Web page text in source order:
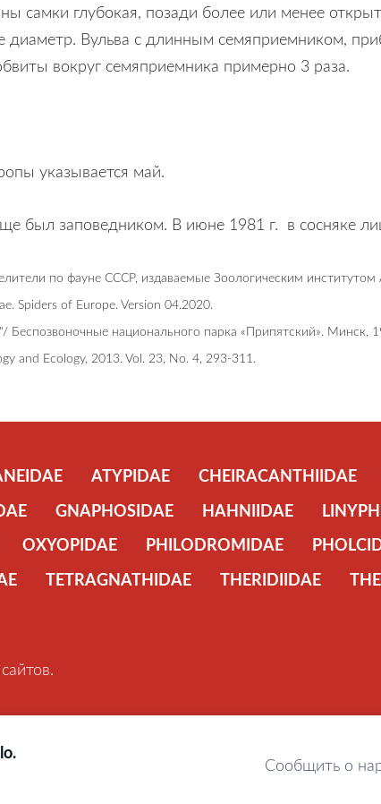
самки глубокая, позади более или менее
диаметр. Вульва с длинным семяприемником,
вокруг семяприемника примерно 3 раза.
указывается май.
был заповедником. В июне 1981 г. в сосняке
по фауне СССР, издаваемые Зоологическим
Spiders of Europe. Version 04.2020.
национального парка «Припятский». Минск,
and Ecology, 2013. Vol. 23, No. 4, 293-311.
ATYPIDAE CHEIRACANTHIIDAE
GNAPHOSIDAE HAHNIIDAE
OXYOPIDAE PHILODROMIDAE
TETRAGNATHIDAE THERIDIIDAE
Сообщить о